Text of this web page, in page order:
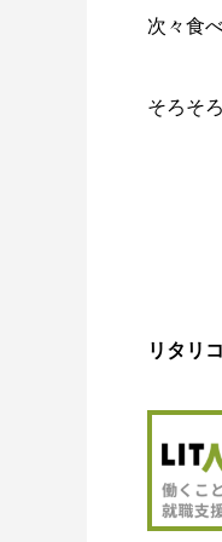
次々食
そろそ
リタリ